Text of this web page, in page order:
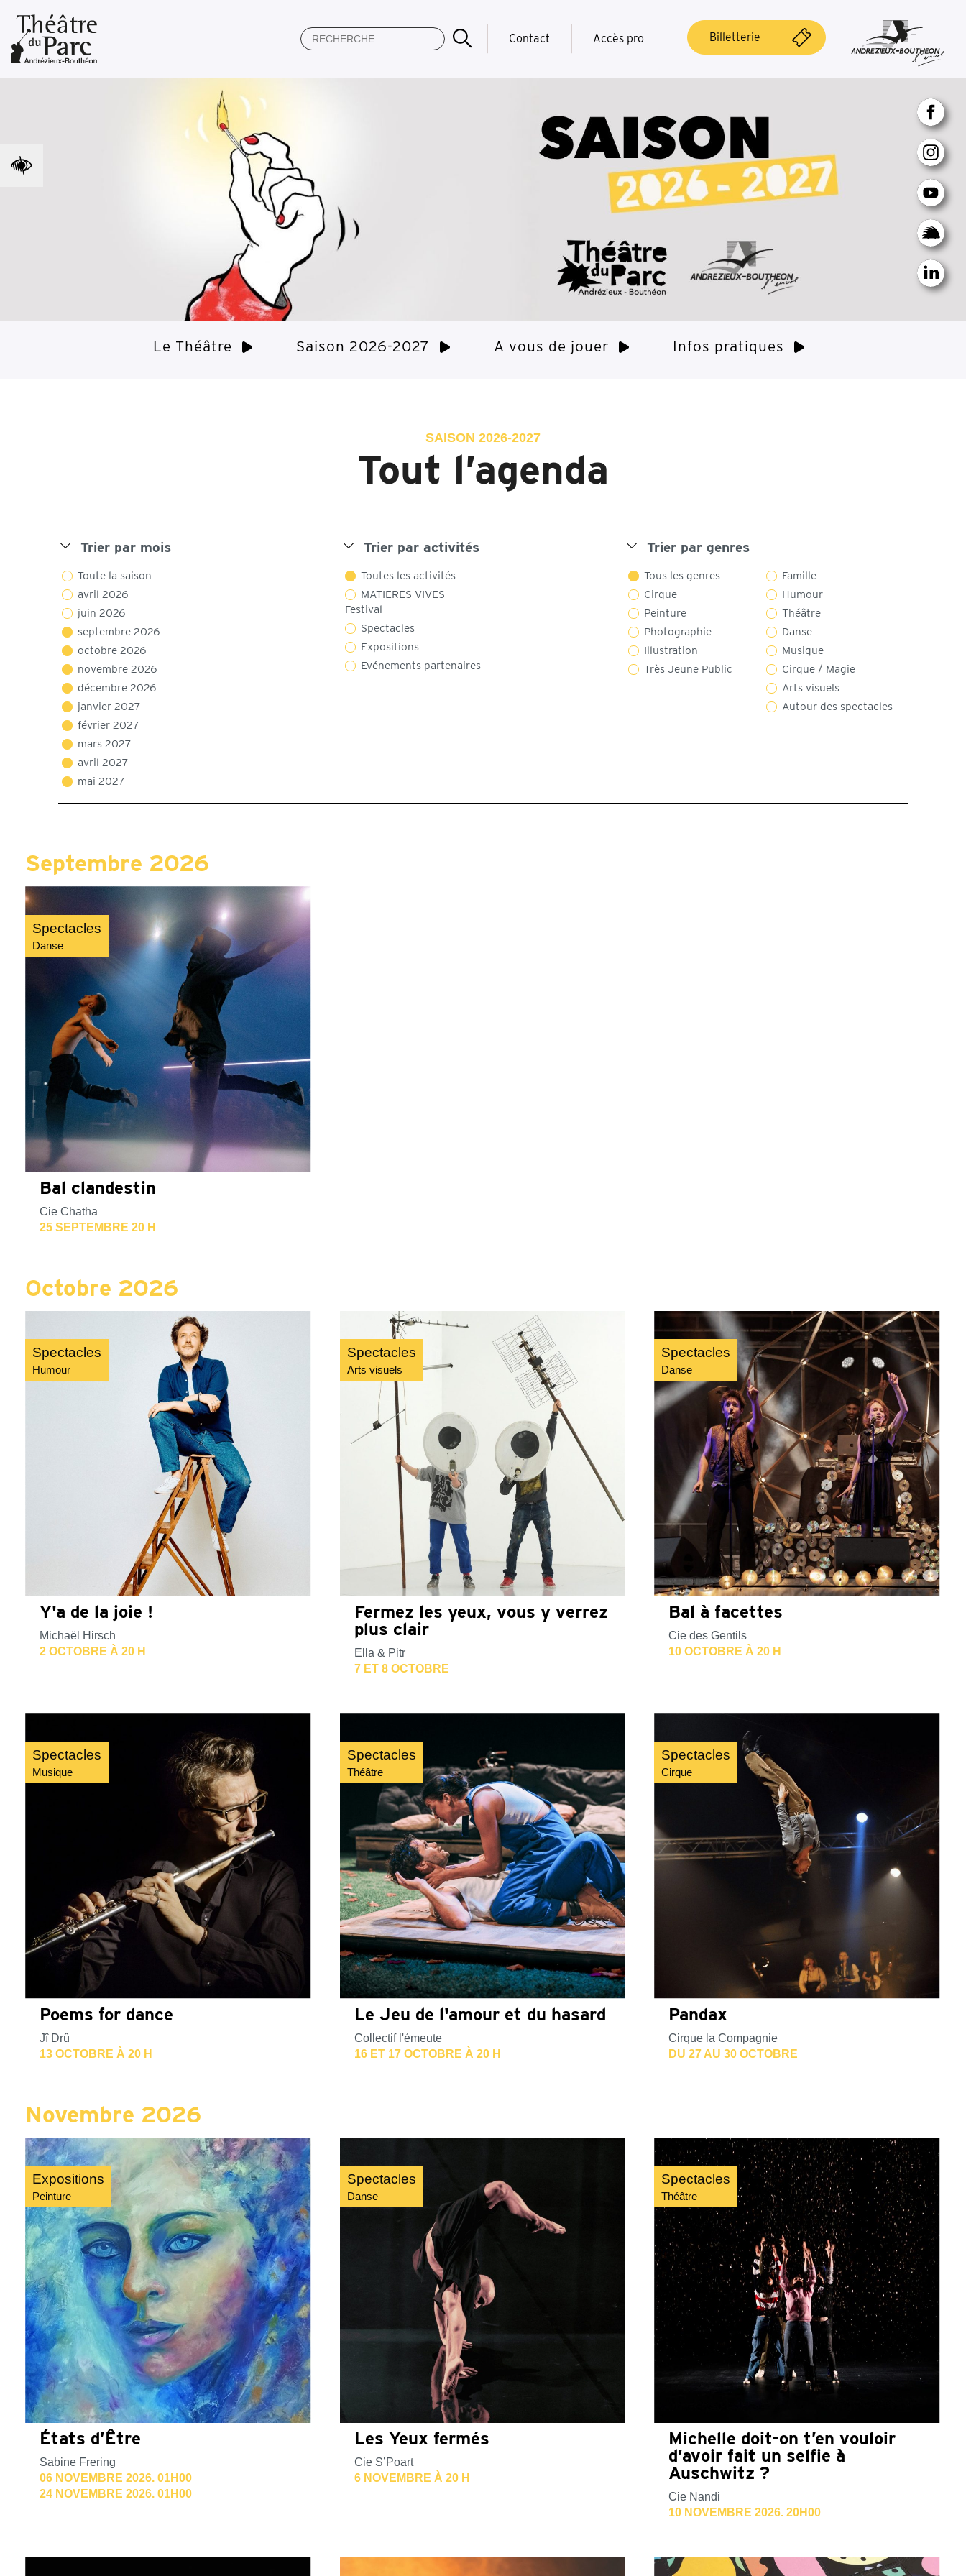
Contact Accès pro Billetterie
Le Théâtre Saison 2026-2027 A vous de jouer Infos pratiques
SAISON 2026-2027
Tout l’agenda
Trier par mois
Toute la saison
avril 2026
juin 2026
septembre 2026
octobre 2026
novembre 2026
décembre 2026
janvier 2027
février 2027
mars 2027
avril 2027
mai 2027
Trier par activités
Toutes les activités
MATIERES VIVES
Festival
Spectacles
Expositions
Evénements partenaires
Trier par genres
Tous les genres
Cirque
Peinture
Photographie
Illustration
Très Jeune Public
Famille
Humour
Théâtre
Danse
Musique
Cirque / Magie
Arts visuels
Autour des spectacles
Septembre 2026
Spectacles
Danse
Bal clandestin
Cie Chatha
25 SEPTEMBRE 20 H
Octobre 2026
Spectacles
Humour
Y'a de la joie !
Michaël Hirsch
2 OCTOBRE À 20 H
Spectacles
Arts visuels
Fermez les yeux, vous y verrez
plus clair
Ella & Pitr
7 ET 8 OCTOBRE
Spectacles
Danse
Bal à facettes
Cie des Gentils
10 OCTOBRE À 20 H
Spectacles
Musique
Poems for dance
Jî Drû
13 OCTOBRE À 20 H
Spectacles
Théâtre
Le Jeu de l'amour et du hasard
Collectif l'émeute
16 ET 17 OCTOBRE À 20 H
Spectacles
Cirque
Pandax
Cirque la Compagnie
DU 27 AU 30 OCTOBRE
Novembre 2026
Expositions
Peinture
États d’Être
Sabine Frering
06 NOVEMBRE 2026. 01H00
24 NOVEMBRE 2026. 01H00
Spectacles
Danse
Les Yeux fermés
Cie S’Poart
6 NOVEMBRE À 20 H
Spectacles
Théâtre
Michelle doit-on t’en vouloir
d’avoir fait un selfie à
Auschwitz ?
Cie Nandi
10 NOVEMBRE 2026. 20H00